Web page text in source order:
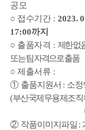
공모
○ 접수기간 : 2023.
17:00까지
○ 출품자격 : 제한 없
또는 팀 자격으로 출품
○ 제출서류 :
① 출품지원서 : 소정
(부산국제무용제조
② 작품이미지파일 :